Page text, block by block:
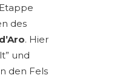
des
. Hier
und
den Fels